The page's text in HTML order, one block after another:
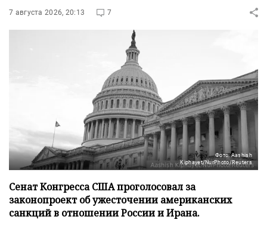
7 августа 2026, 20:13 7
Фото: Aashish
Kiphayet/NurPhoto/Reuters
Сенат Конгресса США проголосовал за
законопроект об ужесточении американских
санкций в отношении России и Ирана.